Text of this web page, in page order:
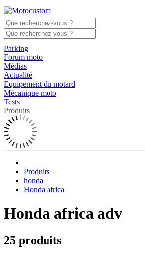
Parking
Forum moto
Médias
Actualité
Equipement du motard
Mécanique moto
Tests
Produits
Produits
honda
Honda africa
Honda africa adv
25 produits